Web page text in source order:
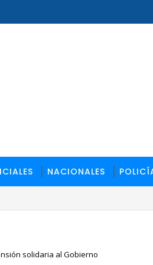
NACIONALES
solidaria al Gobierno